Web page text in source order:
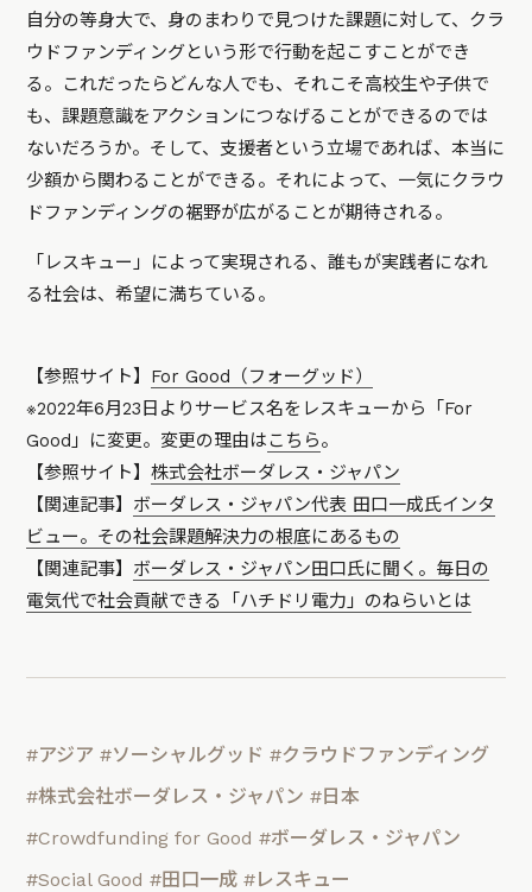
自分の等身大で、身のまわりで見つけた課題に対して、クラ
ウドファンディングという形で行動を起こすことができ
る。これだったらどんな人でも、それこそ高校生や子供で
も、課題意識をアクションにつなげることができるのでは
ないだろうか。そして、支援者という立場であれば、本当に
少額から関わることができる。それによって、一気にクラウ
ドファンディングの裾野が広がることが期待される。
「レスキュー」によって実現される、誰もが実践者になれ
る社会は、希望に満ちている。
【参照サイト】 For Good（フォーグッド）
※2022年6月23日よりサービス名をレスキューから「For
Good」に変更。変更の理由はこちら。
【参照サイト】株式会社ボーダレス・ジャパン
【関連記事】 ボーダレス・ジャパン代表 田口一成氏インタ
ビュー。その社会課題解決力の根底にあるもの
【関連記事】 ボーダレス・ジャパン田口氏に聞く。毎日の
電気代で社会貢献できる「ハチドリ電力」のねらいとは
#アジア #ソーシャルグッド #クラウドファンディング
#株式会社ボーダレス・ジャパン #日本
#Crowdfunding for Good #ボーダレス・ジャパン
#Social Good #田口一成 #レスキュー